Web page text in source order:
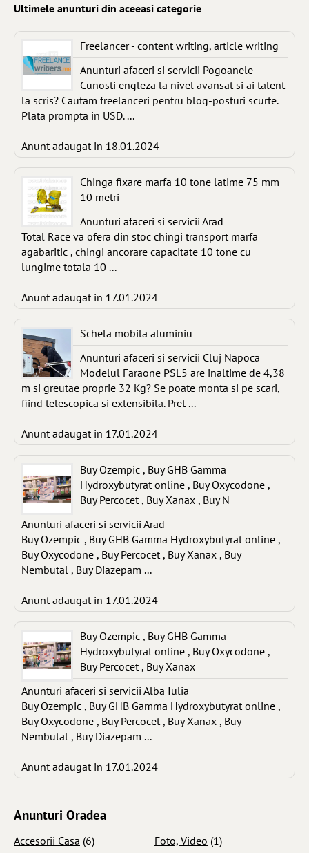
Ultimele anunturi din aceeasi categorie
Freelancer - content writing, article writing
Anunturi afaceri si servicii Pogoanele
Cunosti engleza la nivel avansat si ai talent
la scris? Cautam freelanceri pentru blog-posturi scurte.
Plata prompta in USD. ...
Anunt adaugat in 18.01.2024
Chinga fixare marfa 10 tone latime 75 mm
10 metri
Anunturi afaceri si servicii Arad
Total Race va ofera din stoc chingi transport marfa
agabaritic , chingi ancorare capacitate 10 tone cu
lungime totala 10 ...
Anunt adaugat in 17.01.2024
Schela mobila aluminiu
Anunturi afaceri si servicii Cluj Napoca
Modelul Faraone PSL5 are inaltime de 4,38
m si greutae proprie 32 Kg? Se poate monta si pe scari,
fiind telescopica si extensibila. Pret ...
Anunt adaugat in 17.01.2024
Buy Ozempic , Buy GHB Gamma
Hydroxybutyrat online , Buy Oxycodone ,
Buy Percocet , Buy Xanax , Buy N
Anunturi afaceri si servicii Arad
Buy Ozempic , Buy GHB Gamma Hydroxybutyrat online ,
Buy Oxycodone , Buy Percocet , Buy Xanax , Buy
Nembutal , Buy Diazepam ...
Anunt adaugat in 17.01.2024
Buy Ozempic , Buy GHB Gamma
Hydroxybutyrat online , Buy Oxycodone ,
Buy Percocet , Buy Xanax
Anunturi afaceri si servicii Alba Iulia
Buy Ozempic , Buy GHB Gamma Hydroxybutyrat online ,
Buy Oxycodone , Buy Percocet , Buy Xanax , Buy
Nembutal , Buy Diazepam ...
Anunt adaugat in 17.01.2024
Anunturi Oradea
Accesorii Casa (6)
Foto, Video (1)